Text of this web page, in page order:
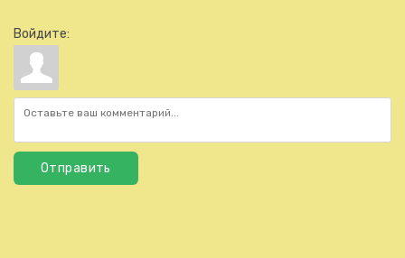
Войдите:
Отправить